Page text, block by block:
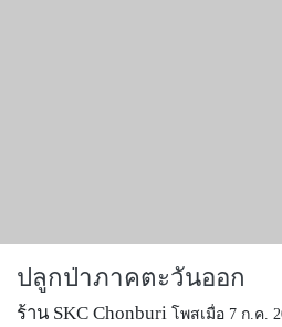
ปลูกป่าภาคตะวันออก
ร้าน SKC Chonburi โพสเมื่อ 7 ก.ค.